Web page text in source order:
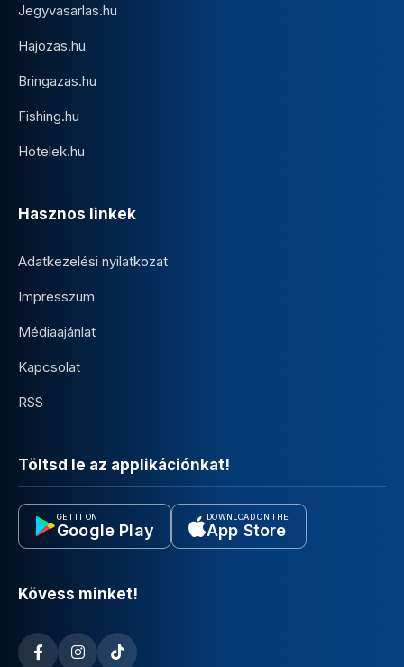
Jegyvasarlas.hu
Hajozas.hu
Bringazas.hu
Fishing.hu
Hotelek.hu
Hasznos linkek
Adatkezelési nyilatkozat
Impresszum
Médiaajánlat
Kapcsolat
RSS
Töltsd le az applikációnkat!
GET IT ON
Google Play
DOWNLOAD ON THE
App Store
Kövess minket!